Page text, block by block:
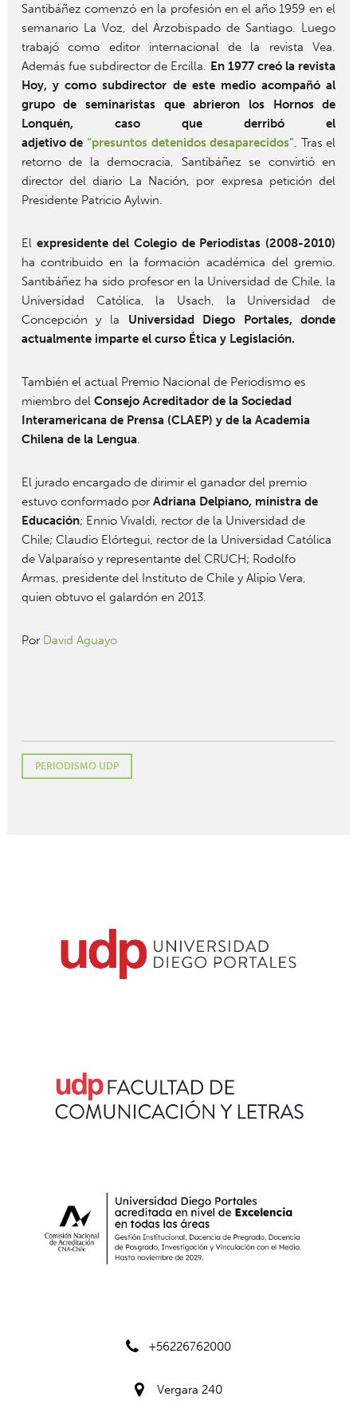
Santibáñez comenzó en la profesión en el año 1959 en el
semanario La Voz, del Arzobispado de Santiago. Luego
trabajó como editor internacional de la revista Vea.
Además fue subdirector de Ercilla. En 1977 creó la revista
Hoy, y como subdirector de este medio acompañó al
grupo de seminaristas que abrieron los Hornos de
Lonquén, caso que derribó el
adjetivo de “presuntos detenidos desaparecidos”. Tras el
retorno de la democracia, Santibáñez se convirtió en
director del diario La Nación, por expresa petición del
Presidente Patricio Aylwin.
El expresidente del Colegio de Periodistas (2008-2010)
ha contribuido en la formación académica del gremio.
Santibáñez ha sido profesor en la Universidad de Chile, la
Universidad Católica, la Usach, la Universidad de
Concepción y la Universidad Diego Portales, donde
actualmente imparte el curso Ética y Legislación.
También el actual Premio Nacional de Periodismo es
miembro del Consejo Acreditador de la Sociedad
Interamericana de Prensa (CLAEP) y de la Academia
Chilena de la Lengua.
El jurado encargado de dirimir el ganador del premio
estuvo conformado porAdriana Delpiano, ministra de
Educación; Ennio Vivaldi, rector de la Universidad de
Chile; Claudio Elórtegui, rector de la Universidad Católica
de Valparaíso y representante del CRUCH; Rodolfo
Armas, presidente del Instituto de Chile y Alipio Vera,
quien obtuvo el galardón en 2013.
Por David Aguayo
PERIODISMO UDP
+56226762000
Vergara 240